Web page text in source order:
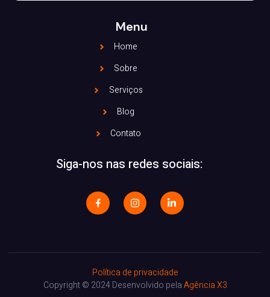
Menu
Home
Sobre
Serviços
Blog
Contato
Siga-nos nas redes sociais:
Política de privacidade
Copyright © 2024 Desenvolvido pelaAgência X3